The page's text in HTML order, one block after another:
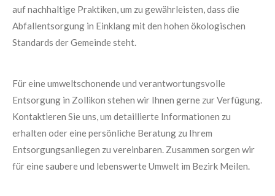
auf nachhaltige Praktiken, um zu gewährleisten, dass die
Abfallentsorgung in Einklang mit den hohen ökologischen
Standards der Gemeinde steht.
Für eine umweltschonende und verantwortungsvolle
Entsorgung in Zollikon stehen wir Ihnen gerne zur Verfügung.
Kontaktieren Sie uns, um detaillierte Informationen zu
erhalten oder eine persönliche Beratung zu Ihrem
Entsorgungsanliegen zu vereinbaren. Zusammen sorgen wir
für eine saubere und lebenswerte Umwelt im Bezirk Meilen.